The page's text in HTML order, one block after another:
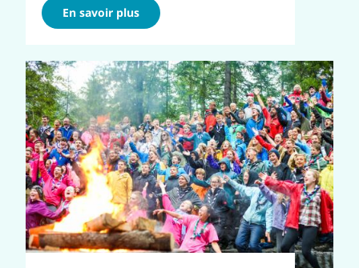
En savoir plus